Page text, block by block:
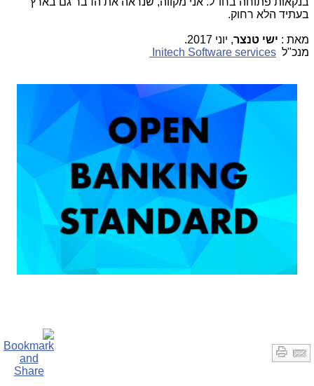
בעתיד הלא רחוק.
מאת : ישי טנצר, יוני 2017.
מנכ"ל Initech Software services